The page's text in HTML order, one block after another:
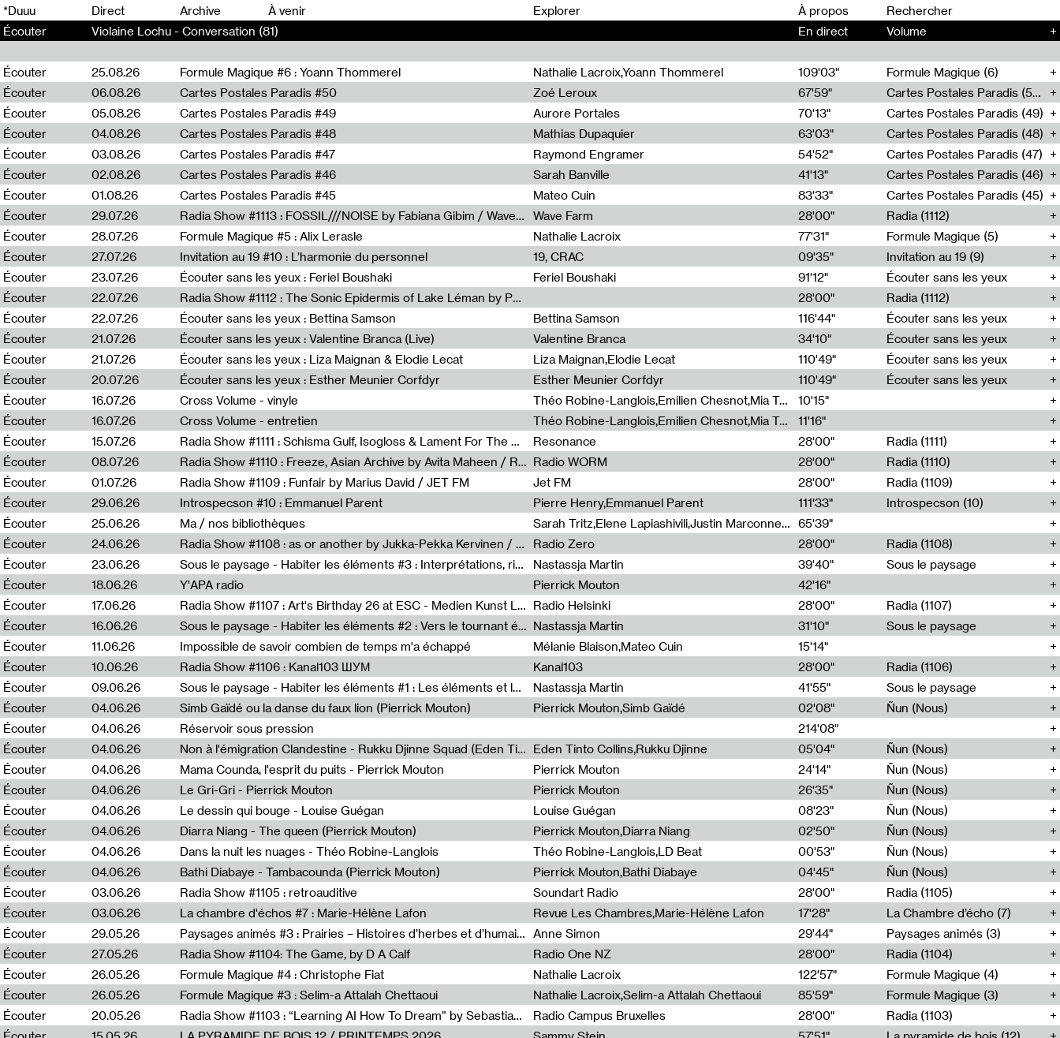
*Duuu Direct Archive À venir Explorer
À propos
Écouter
Violaine Lochu - Conversation (81) En direct Volume +
Écouter 25.08.26 Formule Magique #6 : Yoann Thommerel Nathalie Lacroix,Yoann Thommerel 109'03"
Formule Magique (6)
Écouter
06.08.26 Cartes Postales Paradis #50 Zoé Leroux 67'59"
Cartes Postales Paradis (50)
Écouter
05.08.26 Cartes Postales Paradis #49 Aurore Portales 70'13"
Cartes Postales Paradis (49)
Écouter
04.08.26 Cartes Postales Paradis #48 Mathias Dupaquier 63'03"
Cartes Postales Paradis (48)
Écouter
03.08.26 Cartes Postales Paradis #47 Raymond Engramer 54'52"
Cartes Postales Paradis (47)
Écouter
02.08.26 Cartes Postales Paradis #46 Sarah Banville 41'13"
Cartes Postales Paradis (46)
Écouter
01.08.26 Cartes Postales Paradis #45 Mateo Cuin 83'33"
Cartes Postales Paradis (45)
Écouter
29.07.26 Radia Show #1113 : FOSSIL///NOISE by Fabiana Gibim / Wave Farm Wave Farm 28'00"
Radia (1112)
Écouter
28.07.26 Formule Magique #5 : Alix Lerasle Nathalie Lacroix 77'31"
Formule Magique (5)
Écouter
27.07.26 Invitation au 19 #10 : L’harmonie du personnel 19, CRAC 09'35"
Invitation au 19 (9)
Écouter
23.07.26 Écouter sans les yeux : Feriel Boushaki Feriel Boushaki 91'12"
Écouter sans les yeux
Écouter
22.07.26 Radia Show #1112 : The Sonic Epidermis of Lake Léman by Paul Courlet / Guest Slot 28'00"
Radia (1112)
Écouter
22.07.26 Écouter sans les yeux : Bettina Samson Bettina Samson 116'44"
Écouter sans les yeux
Écouter
21.07.26 Écouter sans les yeux : Valentine Branca (Live) Valentine Branca 34'10"
Écouter sans les yeux
Écouter
21.07.26 Écouter sans les yeux : Liza Maignan & Elodie Lecat Liza Maignan,Elodie Lecat 110'49"
Écouter sans les yeux
Écouter
20.07.26 Écouter sans les yeux : Esther Meunier Corfdyr Esther Meunier Corfdyr 110'49"
Écouter sans les yeux
Écouter
16.07.26 Cross Volume - vinyle Théo Robine-Langlois,Emilien Chesnot,Mia Trabalon
10'15"
Écouter
16.07.26 Cross Volume - entretien Théo Robine-Langlois,Emilien Chesnot,Mia Trabalon
11'16"
Écouter
15.07.26 Radia Show #1111 : Schisma Gulf, Isogloss & Lament For The Old Clock By Harvey Young / Resonance Resonance 28'00"
Radia (1111)
Écouter
08.07.26 Radia Show #1110 : Freeze, Asian Archive by Avita Maheen / Radio Worm Radio WORM 28'00"
Radia (1110)
Écouter
01.07.26 Radia Show #1109 : Funfair by Marius David / JET FM Jet FM 28'00"
Radia (1109)
Écouter
29.06.26 Introspecson #10 : Emmanuel Parent Pierre Henry,Emmanuel Parent 111'33"
Introspecson (10)
Écouter
25.06.26 Ma / nos bibliothèques Sarah Tritz,Elene Lapiashivili,Justin Marconnet,Mateo Cuche,Esther Lechevalier,Suzie Lecroart,Romance Castelet
65'39"
Écouter
24.06.26 Radia Show #1108 : as or another by Jukka-Pekka Kervinen / Rádio Zero Radio Zero 28'00"
Radia (1108)
Écouter
23.06.26 Sous le paysage - Habiter les éléments #3 : Interprétations, rituels et symboliques des éléments Nastassja Martin 39'40"
Sous le paysage
Écouter
18.06.26 Y'APA radio Pierrick Mouton
42'16"
Écouter
17.06.26 Radia Show #1107 : Art's Birthday 26 at ESC - Medien Kunst Labor Radio Helsinki 28'00"
Radia (1107)
Écouter
16.06.26 Sous le paysage - Habiter les éléments #2 : Vers le tournant élémentaire Nastassja Martin 31'10"
Sous le paysage
Écouter
11.06.26 Impossible de savoir combien de temps m'a échappé Mélanie Blaison,Mateo Cuin
15'14"
Écouter
10.06.26 Radia Show #1106 : Kanal103 ШУМ Kanal103 28'00"
Radia (1106)
Écouter
09.06.26 Sous le paysage - Habiter les éléments #1 : Les éléments et les débordements du vivant Nastassja Martin 41'55"
Sous le paysage
Écouter
04.06.26 Simb Gaïdé ou la danse du faux lion (Pierrick Mouton) Pierrick Mouton,Simb Gaïdé 02'08"
Ñun (Nous)
Écouter
04.06.26 Réservoir sous pression
214'08"
Écouter
04.06.26 Non à l'émigration Clandestine - Rukku Djinne Squad (Eden Tinto Collins) Eden Tinto Collins,Rukku Djinne 05'04"
Ñun (Nous)
Écouter
04.06.26 Mama Counda, l'esprit du puits - Pierrick Mouton Pierrick Mouton 24'14"
Ñun (Nous)
Écouter
04.06.26 Le Gri-Gri - Pierrick Mouton Pierrick Mouton 26'35"
Ñun (Nous)
Écouter
04.06.26 Le dessin qui bouge - Louise Guégan Louise Guégan 08'23"
Ñun (Nous)
Écouter
04.06.26 Diarra Niang - The queen (Pierrick Mouton) Pierrick Mouton,Diarra Niang 02'50"
Ñun (Nous)
Écouter
04.06.26 Dans la nuit les nuages - Théo Robine-Langlois Théo Robine-Langlois,LD Beat 00'53"
Ñun (Nous)
Écouter
04.06.26 Bathi Diabaye - Tambacounda (Pierrick Mouton) Pierrick Mouton,Bathi Diabaye 04'45"
Ñun (Nous)
Écouter
03.06.26 Radia Show #1105 : retroauditive Soundart Radio 28'00"
Radia (1105)
Écouter
03.06.26 La chambre d'échos #7 : Marie-Hélène Lafon Revue Les Chambres,Marie-Hélène Lafon 17'28"
La Chambre d’écho (7)
Écouter
29.05.26 Paysages animés #3 : Prairies – Histoires d’herbes et d’humains Anne Simon 29'44"
Paysages animés (3)
Écouter
27.05.26 Radia Show #1104: The Game, by D A Calf Radio One NZ 28'00"
Radia (1104)
Écouter
26.05.26 Formule Magique #4 : Christophe Fiat Nathalie Lacroix 122'57"
Formule Magique (4)
Écouter
26.05.26 Formule Magique #3 : Selim-a Attalah Chettaoui Nathalie Lacroix,Selim-a Attalah Chettaoui 85'59"
Formule Magique (3)
Écouter
20.05.26 Radia Show #1103 : “Learning AI How To Dream” by Sebastian Dingens (Radio Campus Bruxelles) Radio Campus Bruxelles 28'00"
Radia (1103)
00 00
00 00